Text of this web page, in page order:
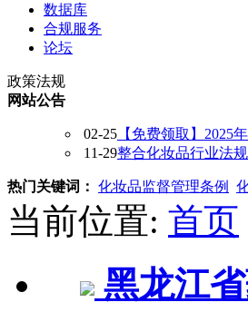
数据库
合规服务
论坛
政策法规
网站公告
02-25 【免费领取】2025
11-29整合化妆品行业法
热门关键词： 化妆品监督管理条例
当前位置: 首页
黑龙江